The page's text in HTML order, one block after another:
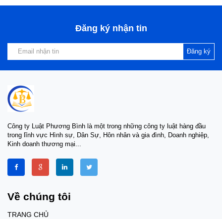
Đăng ký nhận tin
Đăng ký
Công ty Luật Phương Bình là một trong những công ty luật hàng đầu
trong lĩnh vực Hình sự, Dân Sự, Hôn nhân và gia đình, Doanh nghiệp,
Kinh doanh thương mại...
Về chúng tôi
TRANG CHỦ